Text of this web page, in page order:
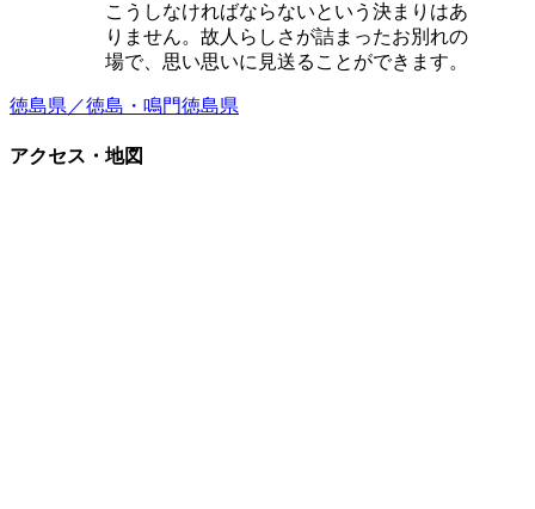
こうしなければならないという決まりはあ
りません。故人らしさが詰まったお別れの
場で、思い思いに見送ることができます。
徳島県／徳島・鳴門徳島県
アクセス・地図